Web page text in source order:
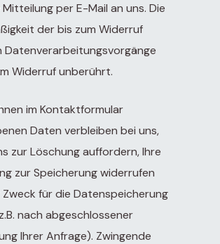
per E-Mail an uns. Die
der bis zum Widerruf
Datenverarbeitungsvorgänge
Widerruf unberührt.
im Kontaktformular
Daten verbleiben bei uns,
zur Löschung auffordern, Ihre
zur Speicherung widerrufen
für die Datenspeicherung
nach abgeschlossener
Ihrer Anfrage). Zwingende